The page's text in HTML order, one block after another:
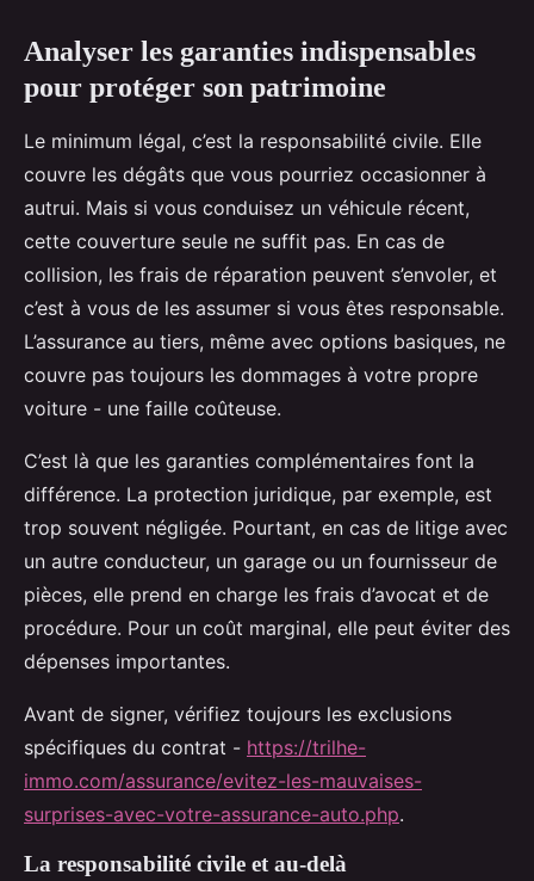
Analyser les garanties indispensables
pour protéger son patrimoine
Le minimum légal, c’est la responsabilité civile. Elle
couvre les dégâts que vous pourriez occasionner à
autrui. Mais si vous conduisez un véhicule récent,
cette couverture seule ne suffit pas. En cas de
collision, les frais de réparation peuvent s’envoler, et
c’est à vous de les assumer si vous êtes responsable.
L’assurance au tiers, même avec options basiques, ne
couvre pas toujours les dommages à votre propre
voiture - une faille coûteuse.
C’est là que les garanties complémentaires font la
différence. La protection juridique, par exemple, est
trop souvent négligée. Pourtant, en cas de litige avec
un autre conducteur, un garage ou un fournisseur de
pièces, elle prend en charge les frais d’avocat et de
procédure. Pour un coût marginal, elle peut éviter des
dépenses importantes.
Avant de signer, vérifiez toujours les exclusions
spécifiques du contrat - https://trilhe-
immo.com/assurance/evitez-les-mauvaises-
surprises-avec-votre-assurance-auto.php.
La responsabilité civile et au-delà